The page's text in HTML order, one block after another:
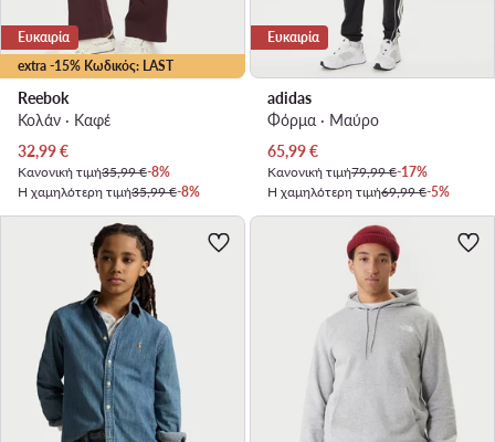
extra -15% Κωδικός: LAST
Ευκαιρία
Reebok
Κολάν · Καφέ
Τρέχουσα τιμή
32,99€
Κανονική τιμή35,99 €-8%
Η χαμηλότερη τιμή35,99 €-8%
Ευκαιρία
adidas
Φόρμα · Μαύρο
Τρέχουσα τιμή
65,99€
Κανονική τιμή79,99 €-17%
Η χαμηλότερη τιμή69,99 €-5%